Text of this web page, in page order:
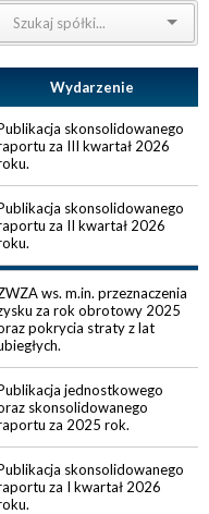
Wydarzenie
skonsolidowanego
za III kwartał 2026
skonsolidowanego
za II kwartał 2026
ws. m.in. przeznaczenia
za rok obrotowy 2025
pokrycia straty z lat
jednostkowego
skonsolidowanego
za 2025 rok.
skonsolidowanego
za I kwartał 2026